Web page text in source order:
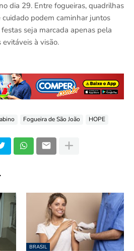
dia 29. Entre fogueiras, quadrilhas
cuidado podem caminhar juntos
seja marcada apenas pela
à visão.
Fogueira de São João HOPE
BRASIL